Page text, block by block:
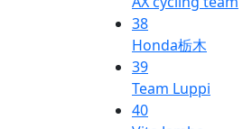
38
Honda栃木
39
Team Luppi
40